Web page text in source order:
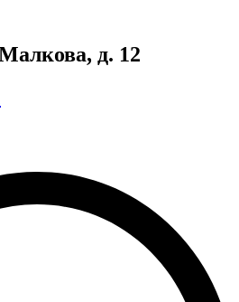
д. 12